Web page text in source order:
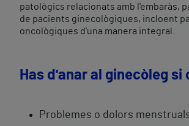
patològics relacionats amb l'embaràs,
de pacients ginecològiques, incloent
oncològiques d'una manera integral.
Has d'anar al ginecòleg si
Problemes o dolors